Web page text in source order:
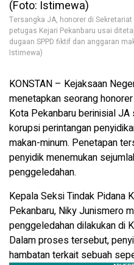
Tersangka JA, honorer di
petugas Kejari Pekanbaru usai
dugaan SPPD fiktif dan anggaran
Istimewa)
KONSTAN – Kejaksaan
menetapkan seorang
Kota Pekanbaru berinisial
korupsi perintangan
makan-minum. Penetapan
penyidik menemukan
penggeledahan.
Kepala Seksi Tindak Pidana
Pekanbaru, Niky Junismero
penggeledahan dilakukan di
Dalam proses tersebut,
hambatan terkait sebuah